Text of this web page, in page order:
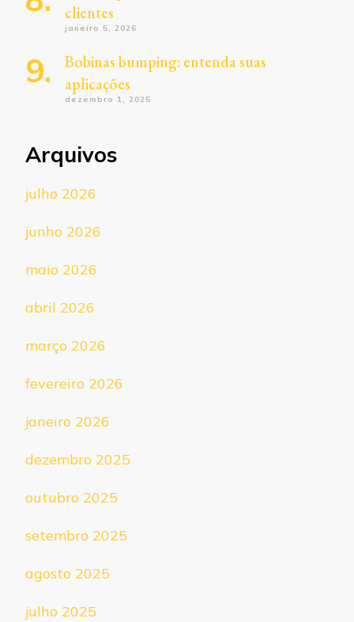
clientes
janeiro 5, 2026
Bobinas bumping: entenda suas
aplicações
dezembro 1, 2025
Arquivos
julho 2026
junho 2026
maio 2026
abril 2026
março 2026
fevereiro 2026
janeiro 2026
dezembro 2025
outubro 2025
setembro 2025
agosto 2025
julho 2025